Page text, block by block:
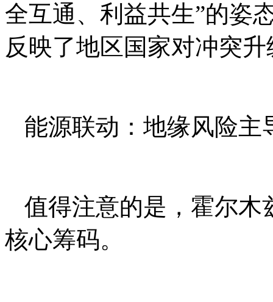
全互通、利益共生”的姿
反映了地区国家对冲突
能源联动：地缘风险主
值得注意的是，霍尔木
核心筹码。